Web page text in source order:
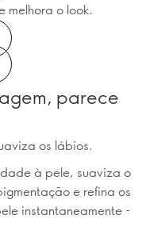
melhora o look.
parece
os lábios.
à pele, suaviza o
e refina os
instantaneamente -